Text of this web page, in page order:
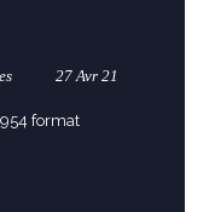
27 Avr 21
format